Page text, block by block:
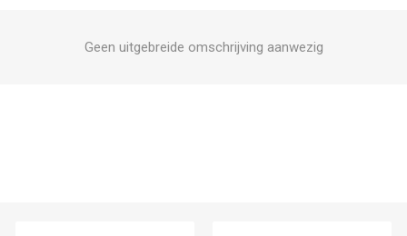
Geen uitgebreide omschrijving aanwezig